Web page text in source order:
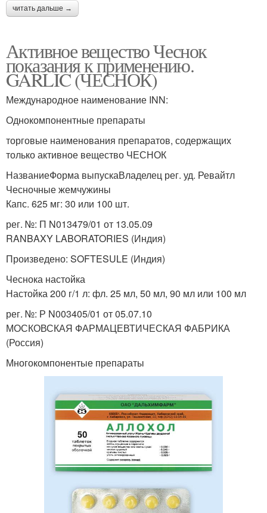
читать дальше →
Активное вещество Чеснок
показания к применению.
GARLIC (ЧЕСНОК)
Международное наименование INN:
Однокомпонентные препараты
торговые наименования препаратов, содержащих
только активное вещество ЧЕСНОК
НазваниеФорма выпускаВладелец рег. уд. Ревайтл
Чесночные жемчужины
Капс. 625 мг: 30 или 100 шт.
рег. №: П N013479/01 от 13.05.09
RANBAXY LABORATORIES (Индия)
Произведено: SOFTESULE (Индия)
Чеснока настойка
Настойка 200 г/1 л: фл. 25 мл, 50 мл, 90 мл или 100 мл
рег. №: Р N003405/01 от 05.07.10
МОСКОВСКАЯ ФАРМАЦЕВТИЧЕСКАЯ ФАБРИКА
(Россия)
Многокомпонентые препараты